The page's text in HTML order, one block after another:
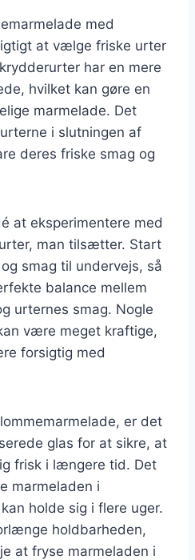
med
at vælge friske urter
har en mere
hvilket kan gøre en
marmelade. Det
i slutningen af
deres friske smag og
at eksperimentere med
man tilsætter. Start
smag til undervejs, så
balance mellem
urternes smag. Nogle
være meget kraftige,
forsigtig med
er det
glas for at sikre, at
frisk i længere tid. Det
marmeladen i
holde sig i flere uger.
holdbarheden,
at fryse marmeladen i